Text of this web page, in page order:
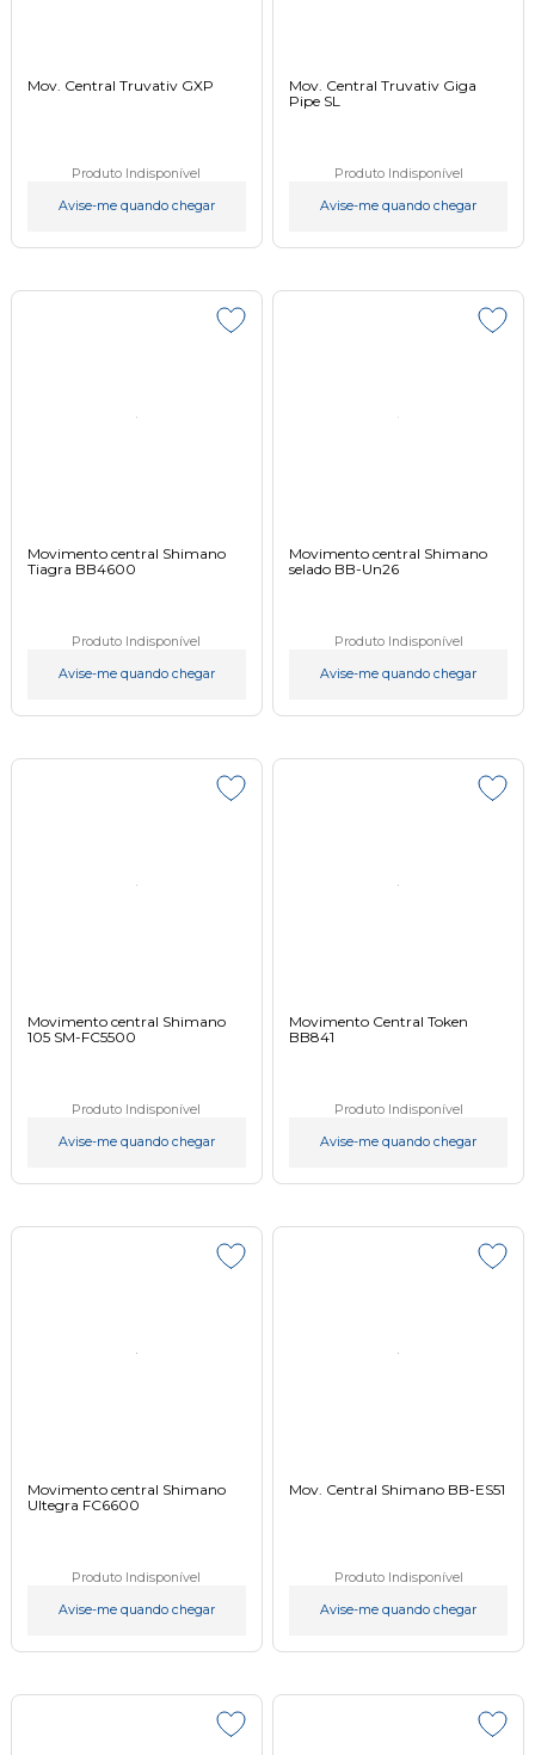
Mov. Central Truvativ GXP
Produto Indisponível
Avise-me quando chegar
Mov. Central Truvativ Giga
Pipe SL
Produto Indisponível
Avise-me quando chegar
Movimento central Shimano
Tiagra BB4600
Produto Indisponível
Avise-me quando chegar
Movimento central Shimano
selado BB-Un26
Produto Indisponível
Avise-me quando chegar
Movimento central Shimano
105 SM-FC5500
Produto Indisponível
Avise-me quando chegar
Movimento Central Token
BB841
Produto Indisponível
Avise-me quando chegar
Movimento central Shimano
Ultegra FC6600
Produto Indisponível
Avise-me quando chegar
Mov. Central Shimano BB-ES51
Produto Indisponível
Avise-me quando chegar